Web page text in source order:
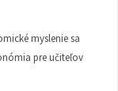
myslenie sa
pre učiteľov